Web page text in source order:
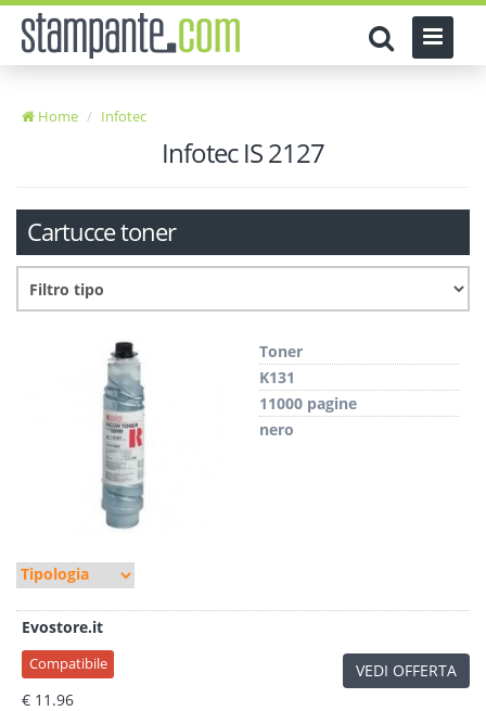
Home Infotec
Infotec IS 2127
Cartucce toner
Toner
K131
11000 pagine
nero
Evostore.it
Compatibile
€ 11.96
VEDI OFFERTA